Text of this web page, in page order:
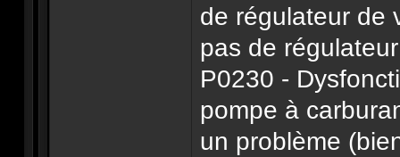
de régulateur de
pas de
P0230 -
pompe à
un problème